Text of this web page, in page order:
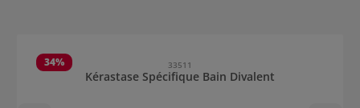
34% 33511
Kérastase Spécifique Bain Divalent